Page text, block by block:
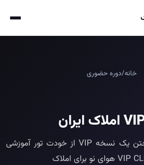
خانه/دوره حضوری
یک روز تمام برای ساختن یک نسخه VIP از خودت تور آموزشی